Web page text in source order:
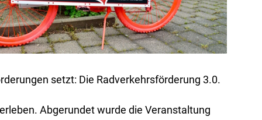
setzt: Die Radverkehrsförderung 3.0.
Abgerundet wurde die Veranstaltung